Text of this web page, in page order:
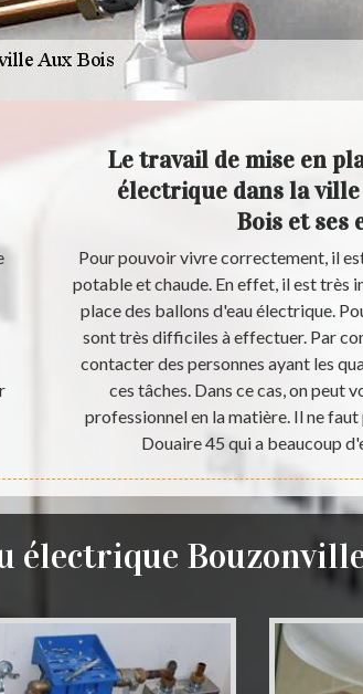
Le travail de mise en
électrique dans la
Bois et ses
Pour pouvoir vivre correctement, il
potable et chaude. En effet, il est très
place des ballons d'eau électrique.
sont très difficiles à effectuer. Par
contacter des personnes ayant les
ces tâches. Dans ce cas, on peut
professionnel en la matière. Il ne
Douaire 45 qui a beaucoup
électrique